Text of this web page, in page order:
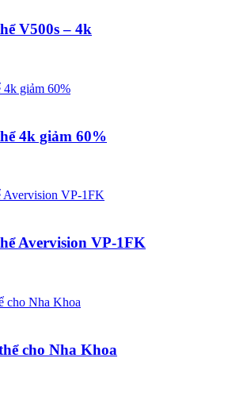
V500s – 4k
4k giảm 60%
Avervision VP-1FK
cho Nha Khoa